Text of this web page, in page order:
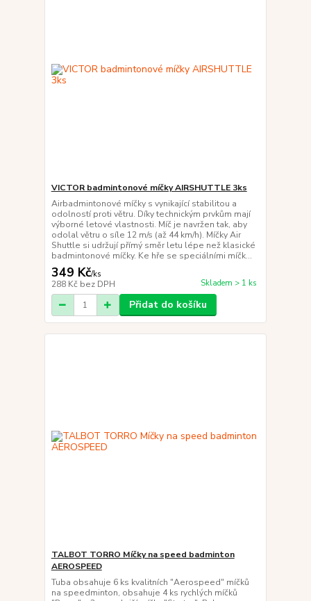
VICTOR badmintonové míčky AIRSHUTTLE 3ks
Airbadmintonové míčky s vynikající stabilitou a
odolností proti větru. Díky technickým prvkům mají
výborné letové vlastnosti. Míč je navržen tak, aby
odolal větru o síle 12 m/s (až 44 km/h). Míčky Air
Shuttle si udržují přímý směr letu lépe než klasické
badmintonové míčky. Ke hře se speciálními míčk...
349 Kč/ks
288 Kč bez DPH Skladem > 1 ks
Přidat do košíku
TALBOT TORRO Míčky na speed badminton
AEROSPEED
Tuba obsahuje 6 ks kvalitních "Aerospeed" míčků
na speedminton, obsahuje 4 ks rychlých míčků